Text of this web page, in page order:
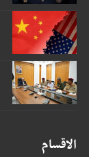
الاقسام